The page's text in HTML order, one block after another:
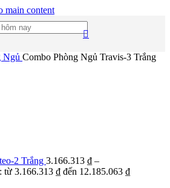
main content
Ngủ Combo Phòng Ngủ Travis-3 Trắng
2 Trắng 3.166.313 ₫ –
từ 3.166.313 ₫ đến 12.185.063 ₫